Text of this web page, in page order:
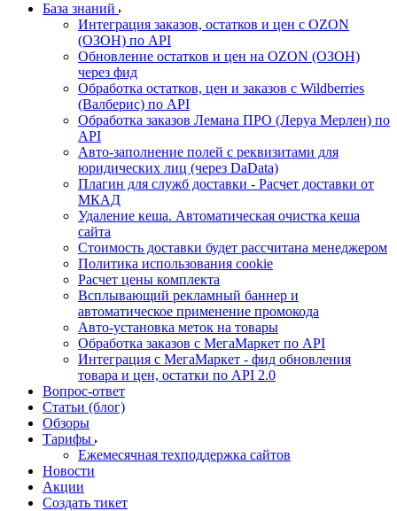
База знаний
Интеграция заказов, остатков и цен с OZON
(ОЗОН) по API
Обновление остатков и цен на OZON (ОЗОН)
через фид
Обработка остатков, цен и заказов с Wildberries
(Валберис) по API
Обработка заказов Лемана ПРО (Леруа Мерлен) по
API
Авто-заполнение полей с реквизитами для
юридических лиц (через DaData)
Плагин для служб доставки - Расчет доставки от
МКАД
Удаление кеша. Автоматическая очистка кеша
сайта
Стоимость доставки будет рассчитана менеджером
Политика использования cookie
Расчет цены комплекта
Всплывающий рекламный баннер и
автоматическое применение промокода
Авто-установка меток на товары
Обработка заказов с МегаМаркет по API
Интеграция с МегаМаркет - фид обновления
товара и цен, остатки по API 2.0
Вопрос-ответ
Статьи (блог)
Обзоры
Тарифы
Ежемесячная техподдержка сайтов
Новости
Акции
Создать тикет